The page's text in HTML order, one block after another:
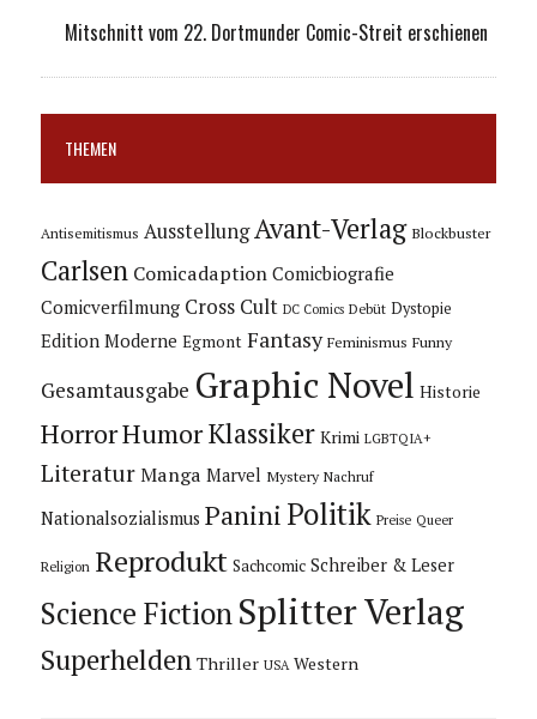
Mitschnitt vom 22. Dortmunder Comic-Streit erschienen
THEMEN
Antisemitismus Ausstellung Avant-Verlag Blockbuster
Carlsen Comicadaption Comicbiografie
Comicverfilmung Cross Cult DC Comics Debüt Dystopie
Edition Moderne Egmont Fantasy Feminismus Funny
Gesamtausgabe Graphic Novel Historie
HorrorHumorKlassiker Krimi LGBTQIA+
Literatur Manga Marvel Mystery Nachruf
Nationalsozialismus Panini Politik Preise Queer
Religion Reprodukt Sachcomic Schreiber & Leser
Science Fiction Splitter Verlag
Superhelden Thriller USA Western